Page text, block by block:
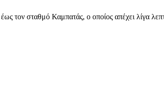
τον σταθμό Καμπατάς, ο οποίος απέχει λίγα